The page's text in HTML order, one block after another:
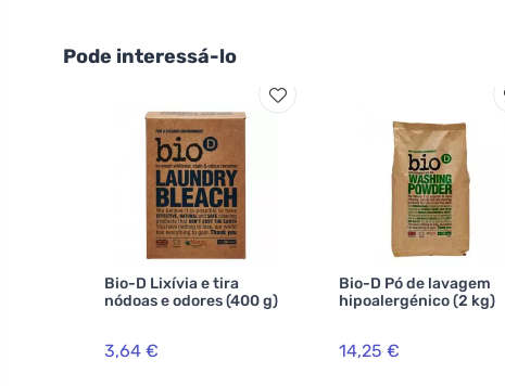
Pode interessá-lo
Bio-D Lixívia e tira
nódoas e odores (400 g)
3,64 €
Bio-D Pó de lavagem
hipoalergénico (2 kg)
14,25 €